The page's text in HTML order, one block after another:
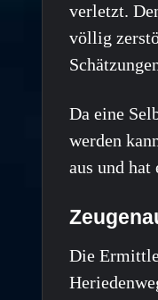
verletzt.
völlig
Da eine
werden
aus und
Die